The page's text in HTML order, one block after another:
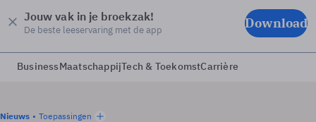
Jouw vak in je broekzak!
De beste leeservaring met de app Download
BusinessMaatschappijTech & ToekomstCarrière
Nieuws
Toepassingen